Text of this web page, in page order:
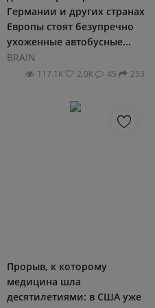
Германии и других странах
Европы стоят безупречно
ухоженные автобусные...
BRAIN
117.1К 2.0К 45 253
Прорыв, к которому
медицина шла
десятилетиями: в США уже